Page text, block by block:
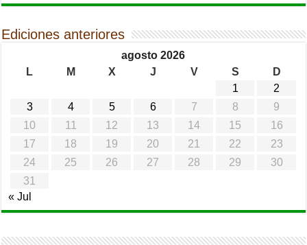
Ediciones anteriores
agosto 2026
L
M X J V S
D
1
2
3
4 5 6 7 8
9
10
11 12 13 14 15
16
17
18 19 20 21 22
23
24
25 26 27 28 29
30
31
« Jul